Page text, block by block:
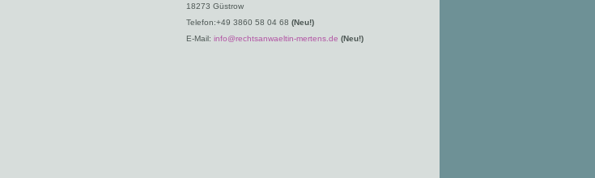
18273 Güstrow
Telefon:+49 3860 58 04 68 (Neu!)
E-Mail: info@rechtsanwaeltin-mertens.de (Neu!)